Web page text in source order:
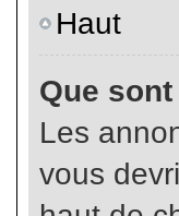
Haut
Que
Les
vous